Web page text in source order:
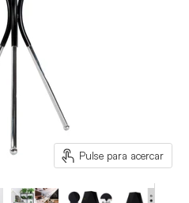
Pulse para acercar